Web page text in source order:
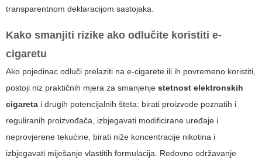
transparentnom deklaracijom sastojaka.
Kako smanjiti rizike ako odlučite koristiti e-
cigaretu
Ako pojedinac odluči prelaziti na e-cigarete ili ih povremeno koristiti,
postoji niz praktičnih mjera za smanjenje stetnost elektronskih
cigareta i drugih potencijalnih šteta: birati proizvode poznatih i
reguliranih proizvođača, izbjegavati modificirane uređaje i
neprovjerene tekućine, birati niže koncentracije nikotina i
izbjegavati miješanje vlastitih formulacija. Redovno održavanje